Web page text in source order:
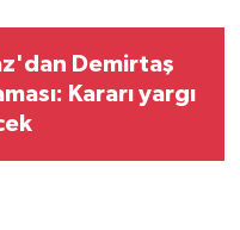
Demirtaş
Kararı yargı